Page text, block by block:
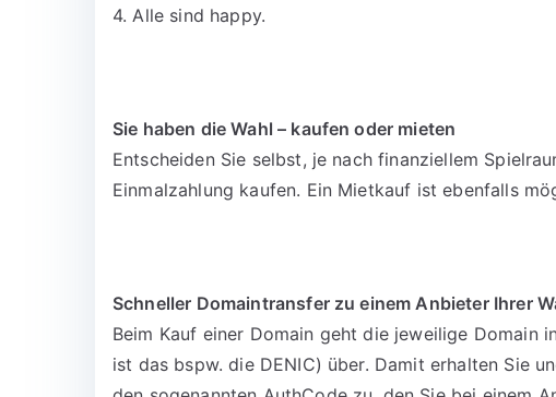
4. Alle sind happy.
Sie haben die Wahl – kaufen oder mieten
Entscheiden Sie selbst, je nach finanziellem
Einmalzahlung kaufen. Ein Mietkauf ist ebenfalls
Schneller Domaintransfer zu einem Anbieter Ihrer
Beim Kauf einer Domain geht die jeweilige Domain
ist das bspw. die DENIC) über. Damit erhalten Sie